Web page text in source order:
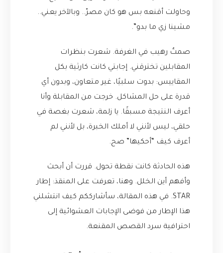
وحاولت أقنعه بس هو كان مصرّ.. وبالآخر يعني..
مشينا زي ما بدو”.
صمتٌ رهيب في الغرفة. شعرت بنظرات
المقابلين تخترقني. إجابتي كانت كارثية بكل
المقاييس: بدوت سلبيًا، غير متعاون، وبدون أي
قدرة على حل المشاكل. خرجت من المقابلة وأنا
أعرف النتيجة مسبقًا. يا زلمة، شعرت بغصة في
حلقي، ليس لأنني لا أملك الخبرة، بل لأنني لم
أعرف كيف “أحكيها” صح.
هذه الحادثة كانت نقطة تحول. قررت أن أبحث
وأفهم أين الخلل. وهنا، تعرفت على المنقذ: إطار
STAR. في هذه المقالة، سأشارككم كيف انتشلني
هذا الإطار من فوضى الإجابات العشوائية إلى
احترافية سرد القصص المقنعة.